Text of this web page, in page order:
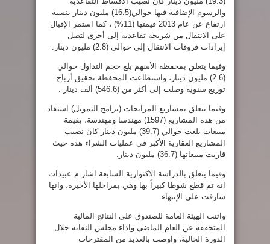
والرسوم الإضافية فيها حوالي(16.5) مليون دينار بنسبة
ارتفاع عن عام 2013 قيمتها (11%) ، كما استمر الإقبال
على الانتقال من شريحة تقاعدية إلى أخرى لتصل
إيرادات فروقات الانتقال إلى حوالي (2.8) مليون دينار.
وفيما يتعلق بمحفظة الأسهم بلغ حجم التداول حوالي
(2.6) مليون دينار، واستطاعت المحفظة تحقيق أرباح
توزيع سنوية وصلت إلى أكثر من (546.6) ألف دينار .
وفيما يتعلق بمشاريع المرابحات (برامج التمويل) استفاد
من هذه المشاريع (1597) مهندسا ومهندسة، بقيمة
مبيعات بلغت حوالي (39.7) مليون دينار كان نصيب
المشاريع العقارية الأكبر في عمليات الشراء هذه حيث
قاربت مبيعاتها (36.7) مليون دينار.
وفيما يتعلق بالدراسة الاكتوارية السابعة اشار م.عبيدات
انه تم قطع شوطا كبيراً بها وهي بمراحلها الأخيرة، وانها
شارفت على الإنتهاء.
واثنت الهيئة العامة للصندوق على النتائج المالية
المتحققة عن العام الماضي واداء مجلس النقابة خلال
الدورة الحالية، واوصت بالعديد من المقترحات